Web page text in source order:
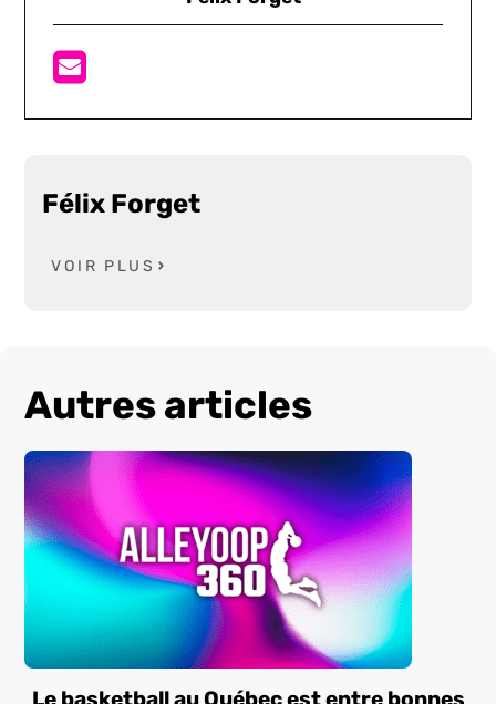
Félix Forget
VOIR PLUS
Autres articles
Le basketball au Québec est entre bonnes